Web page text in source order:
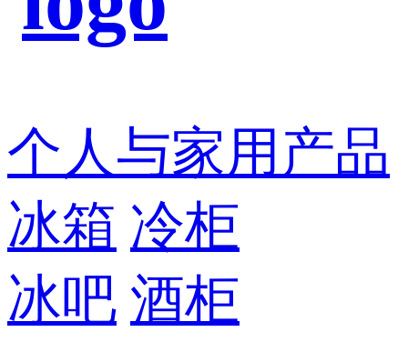
个人与家用产品
冰箱 冷柜
冰吧 酒柜